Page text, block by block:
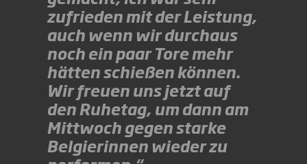
zufrieden mit der Leistung,
auch wenn wir durchaus
noch ein paar Tore mehr
hätten schießen können.
Wir freuen uns jetzt auf
den Ruhetag, um dann am
Mittwoch gegen starke
Belgierinnen wieder zu